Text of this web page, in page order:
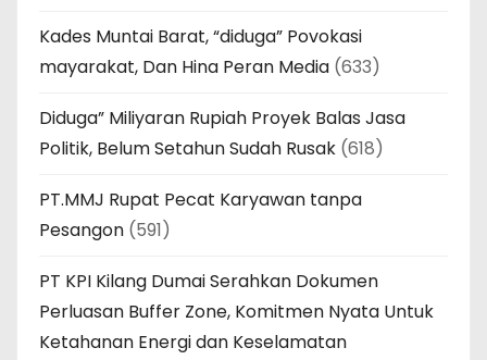
Kades Muntai Barat, “diduga” Povokasi
mayarakat, Dan Hina Peran Media (633)
Diduga” Miliyaran Rupiah Proyek Balas Jasa
Politik, Belum Setahun Sudah Rusak (618)
PT.MMJ Rupat Pecat Karyawan tanpa
Pesangon (591)
PT KPI Kilang Dumai Serahkan Dokumen
Perluasan Buffer Zone, Komitmen Nyata Untuk
Ketahanan Energi dan Keselamatan